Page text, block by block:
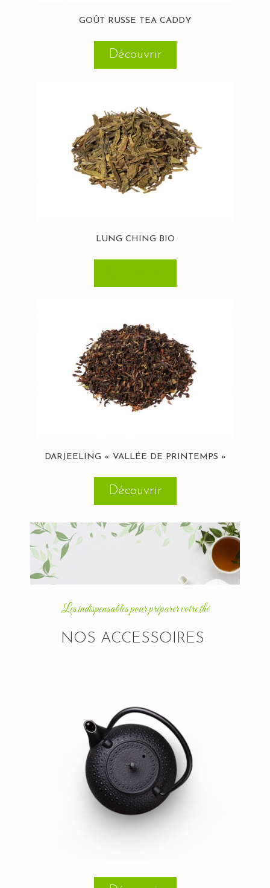
GOÛT RUSSE TEA CADDY
Découvrir
LUNG CHING BIO
DARJEELING « VALLÉE DE PRINTEMPS »
Découvrir
Les indispensables pour préparer votre thé
NOS ACCESSOIRES